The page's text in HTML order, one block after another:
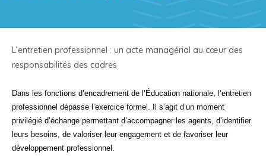
L’entretien professionnel : un acte managérial au cœur des
responsabilités des cadres
Dans les fonctions d’encadrement de l’Éducation nationale, l’entretien
professionnel dépasse l’exercice formel. Il s’agit d’un moment
privilégié d’échange permettant d’accompagner les agents, d’identifier
leurs besoins, de valoriser leur engagement et de favoriser leur
développement professionnel.